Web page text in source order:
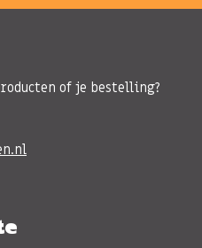
of je bestelling?